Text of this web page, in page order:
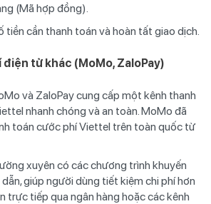
(Mã hợp đồng).
tiền cần thanh toán và hoàn tất giao dịch.
tử khác (MoMo, ZaloPay)
và ZaloPay cung cấp một kênh thanh
nhanh chóng và an toàn. MoMo đã
toán cước phí Viettel trên toàn quốc từ
xuyên có các chương trình khuyến
giúp người dùng tiết kiệm chi phí hơn
trực tiếp qua ngân hàng hoặc các kênh